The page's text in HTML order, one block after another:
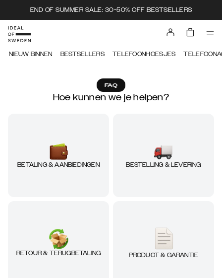
END OF SUMMER SALE: 30-50% OFF BESTSELLERS
NIEUW BINNEN BESTSELLERS TELEFOONHOESJES
FAQ
Hoe kunnen we je helpen?
BETALING & AANBIEDINGEN BESTELLING & LEVERING
RETOUR & TERUGBETALING PRODUCT & GARANTIE